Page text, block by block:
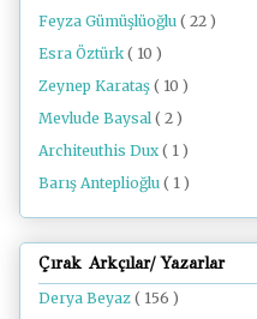
Feyza Gümüşlüoğlu ( 22 )
Esra Öztürk ( 10 )
Zeynep Karataş ( 10 )
Mevlude Baysal ( 2 )
Architeuthis Dux ( 1 )
Barış Anteplioğlu ( 1 )
Çırak Arkçılar/ Yazarlar
Derya Beyaz ( 156 )